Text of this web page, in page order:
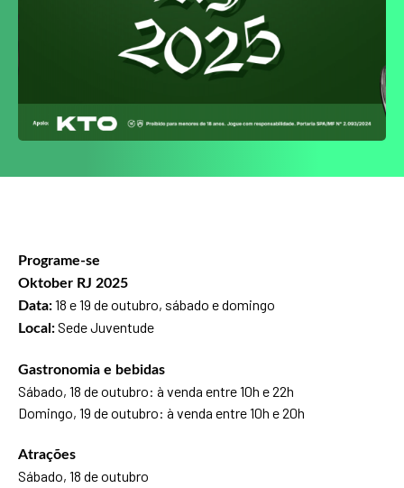
Programe-se
Oktober RJ 2025
Data:18 e 19 de outubro, sábado e domingo
Local:Sede Juventude
Gastronomia e bebidas
Sábado, 18 de outubro: à venda entre 10h e 22h
Domingo, 19 de outubro: à venda entre 10h e 20h
Atrações
Sábado, 18 de outubro